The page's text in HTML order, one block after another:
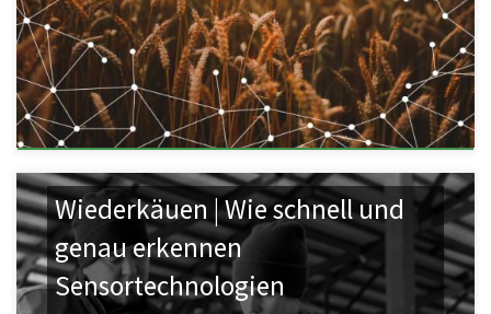
Wiederkäuen | Wie schnell und
genau erkennen
Sensortechnologien